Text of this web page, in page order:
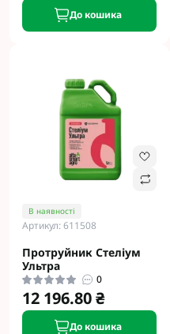
До кошика
В наявності
Артикул: 611508
Протруйник Стеліум
Ультра
0
12 196.80 ₴
До кошика